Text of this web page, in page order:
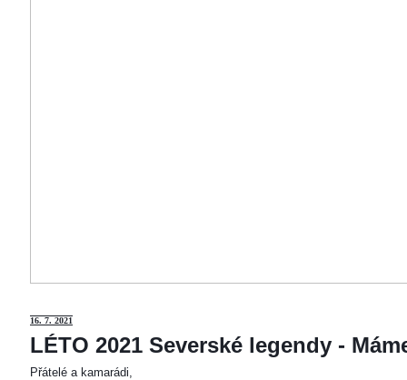
16. 7. 2021
LÉTO 2021 Severské legendy -
Přátelé a kamarádi,